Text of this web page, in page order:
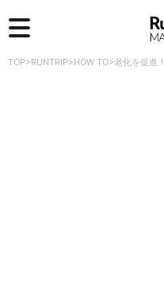
TOP>RUNTRIP>HOW TO>老化を促進